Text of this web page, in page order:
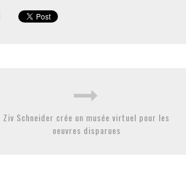
Ziv Schneider crée un musée virtuel pour les
oeuvres disparues